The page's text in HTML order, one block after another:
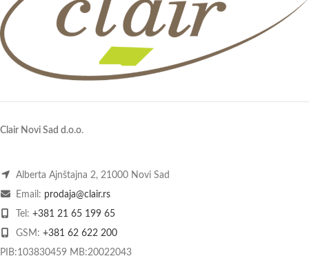
Clair Novi Sad d.o.o.
Alberta Ajnštajna 2, 21000 Novi Sad
Email: prodaja@clair.rs
Tel: +381 21 65 199 65
GSM: +381 62 622 200
PIB:103830459 MB:20022043